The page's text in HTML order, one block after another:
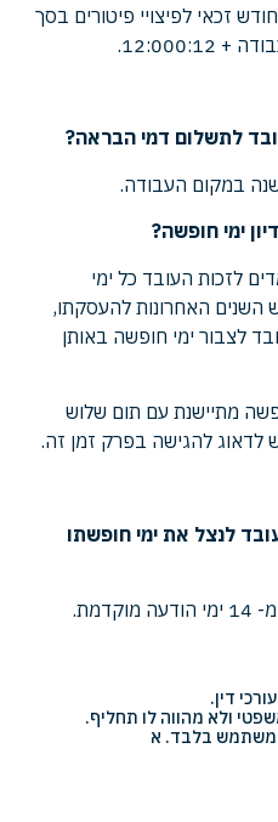
שנה וחודש זכאי לפיצויי פיטורים בסך
לתשלום דמי הבראה?
במקום העבודה.
ימי חופשה?
לזכות העובד כל ימי
האחרונות להעסקתו,
לצבור ימי חופשה באותן
מתיישנת עם תום שלוש
לדאוג להגישה בפרק זמן זה.
לנצל את ימי חופשתו
דין.
ולא מהווה לו תחליף.
בלבד. א